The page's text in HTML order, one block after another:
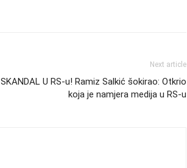
Next article
SKANDAL U RS-u! Ramiz Salkić šokirao: Otkrio
koja je namjera medija u RS-u